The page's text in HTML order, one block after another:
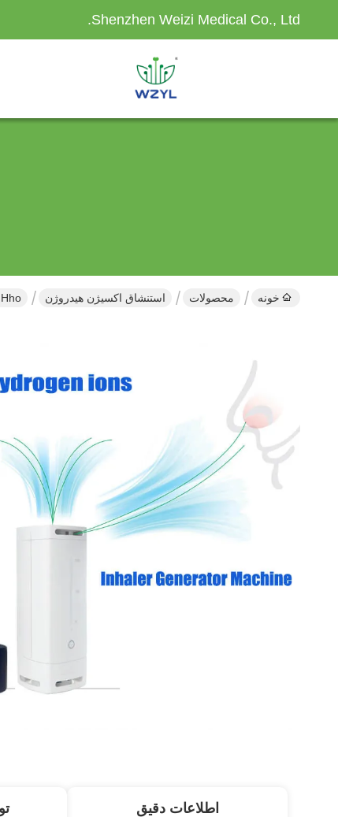
Shenzhen Weizi Medical Co., Ltd.
خونه محصولات استنشاق اکسیژن هیدروژن Hho تنفسی منفی هیدروژن اکسیژن تنفسی آسان عملیات طراحی میز کار
اطلاعات دقیق